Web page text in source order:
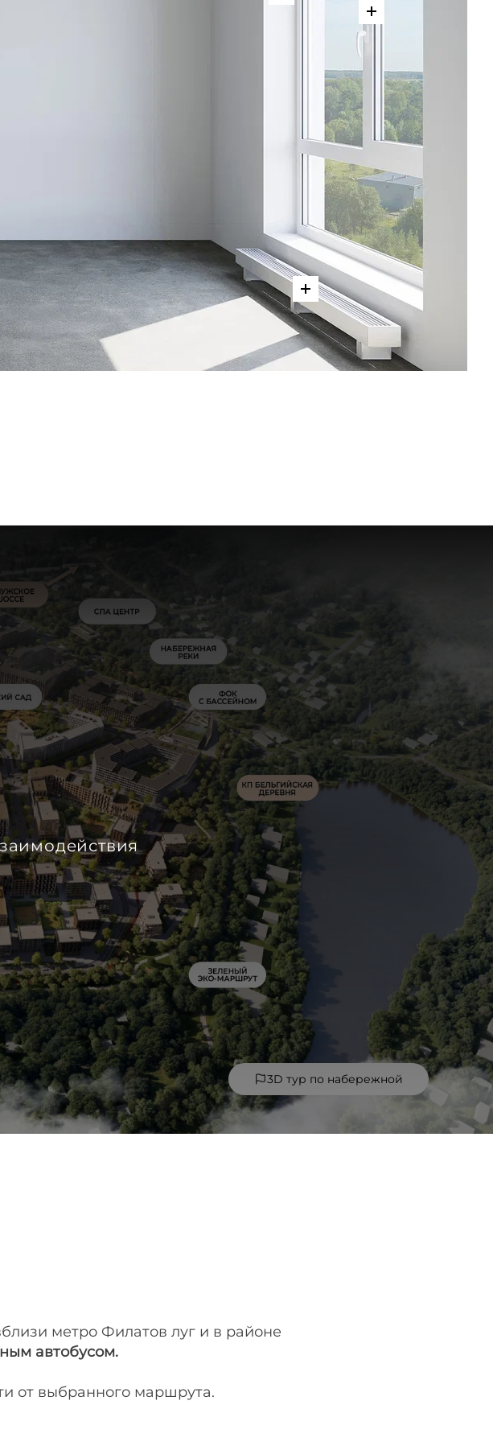
3D тур по набережной
метро Филатов луг и в районе
автобусом.
от выбранного маршрута.